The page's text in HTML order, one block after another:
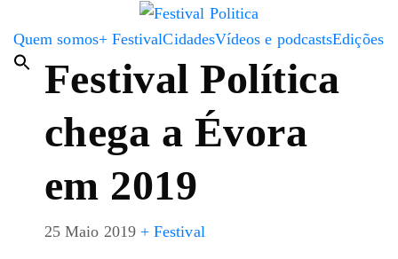
Quem somos+ FestivalCidadesVídeos e podcastsEdições
Festival Política
chega a Évora
em 2019
25 Maio 2019 + Festival